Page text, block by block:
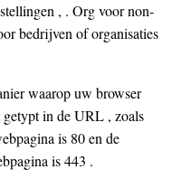
, . Org voor non-
bedrijven of organisaties
waarop uw browser
in de URL , zoals
is 80 en de
is 443 .